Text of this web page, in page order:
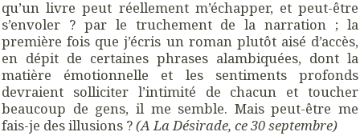
qu’un livre peut réellement m’échapper, et peut-être
s’envoler ? par le truchement de la narration ; la
première fois que j’écris un roman plutôt aisé d’accès,
en dépit de certaines phrases alambiquées, dont la
matière émotionnelle et les sentiments profonds
devraient solliciter l’intimité de chacun et toucher
beaucoup de gens, il me semble. Mais peut-être me
fais-je des illusions ?(A La Désirade, ce 30 septembre)